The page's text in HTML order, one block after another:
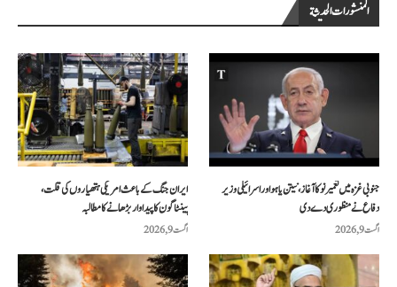
المنشورات الحديثة
ایران جنگ کے باعث امریکی ہتھیاروں کی قلت،
پینٹاگون کا پیداوار بڑھانے کا مطالبہ
اگست 9, 2026
جنوبی غزہ میں تعمیر نو کا آغاز، نیتن یاہو اور اسرائیلی وزیر
دفاع نے منظوری دے دی
اگست 9, 2026